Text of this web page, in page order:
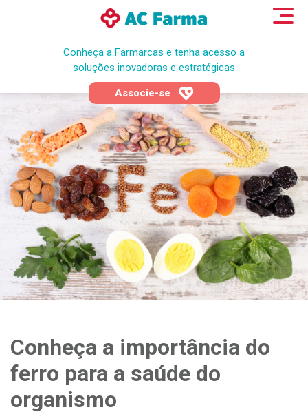
Conheça a Farmarcas e tenha acesso a
soluções inovadoras e estratégicas
Associe-se
Conheça a importância do
ferro para a saúde do
organismo